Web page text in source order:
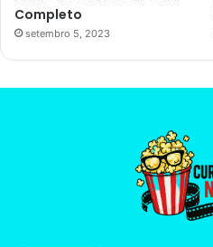
Completo
setembro 5, 2023